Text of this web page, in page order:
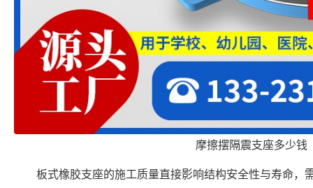
摩擦摆隔震支座多少钱
板式橡胶支座的施工质量直接影响结构安全性与寿命，